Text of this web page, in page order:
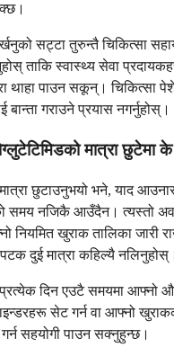
सट्टा तुरुन्तै चिकित्सा
ताकि स्वास्थ्य सेवा
थाहा पाउन सकून्। चिकित्सा
गराउने प्रयास नगर्नुहोस्।
मात्रा छुटेमा के
छुटाउनुभयो भने, याद
समय नजिकै आउँदैन। त्यस्तो
नियमित खुराक तालिका जारी
पटक दुई मात्रा कहिल्यै नलिनुहोस्।
दिन एउटै समयमा आफ्नो
सेट गर्न वा आफ्नो
सहयोगी पाउन सक्नुहुन्छ।